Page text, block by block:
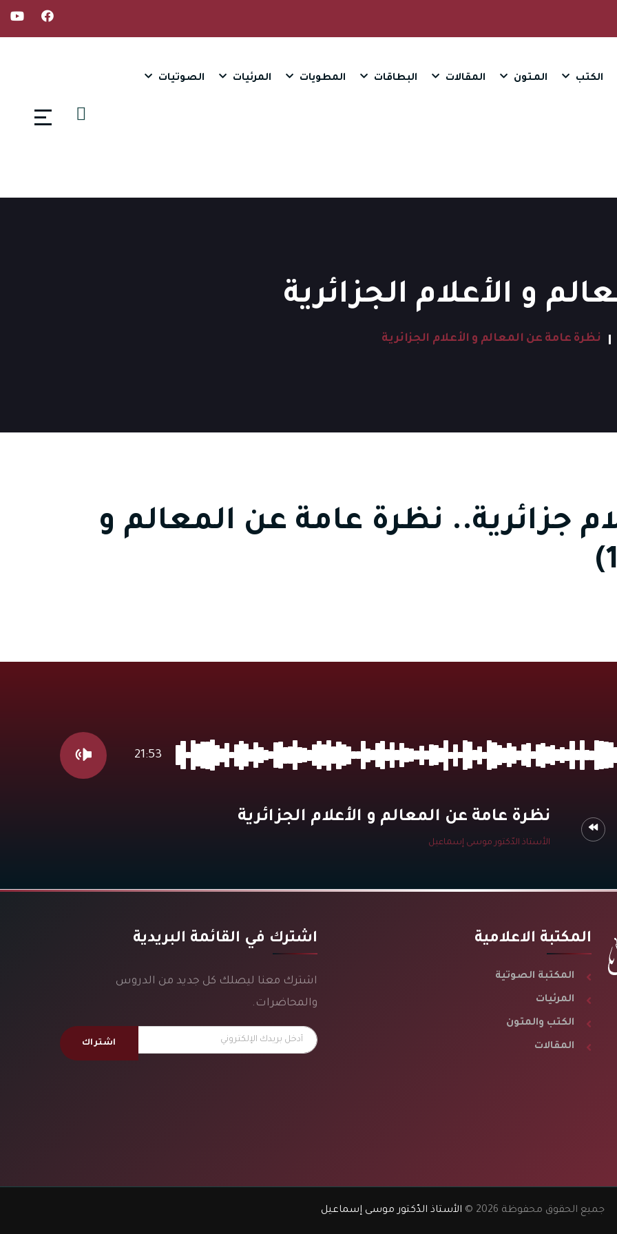
الكتب المـتون المقالات البطاقات المطويات المرئيات الصوتيات
و الأعلام الجزائرية
نظرة عامة عن المعالم و الأعلام الجزائرية
جزائرية.. نظرة عامة عن المعالم و
21:53
نظرة عامة عن المعالم و الأعلام الجزائرية
الأستاذ الدّكتور موسى إسماعيل
المكتبة الاعلامية
المكتبة الصوتية
المرئيات
الكتب والمتون
المقالات
اشترك في القائمة البريدية
اشترك معنا ليصلك كل جديد من الدروس
والمحاضرات.
اشتراك
جميع الحقوق محفوظة 2026 © الأستاذ الدّكتور موسى إسماعيل